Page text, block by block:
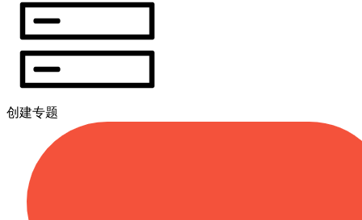
创建专题